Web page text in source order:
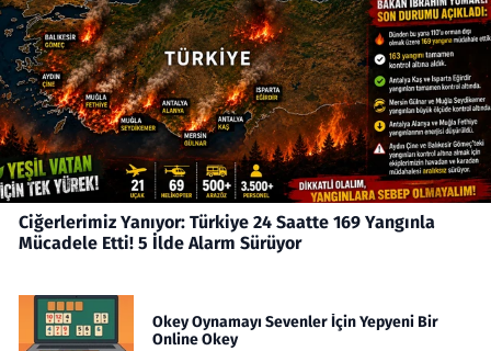
Ciğerlerimiz Yanıyor: Türkiye 24 Saatte 169 Yangınla
Mücadele Etti! 5 İlde Alarm Sürüyor
Okey Oynamayı Sevenler İçin Yepyeni Bir
Online Okey